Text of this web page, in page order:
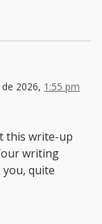
2026, 1:55 pm
this write-up
writing
quite